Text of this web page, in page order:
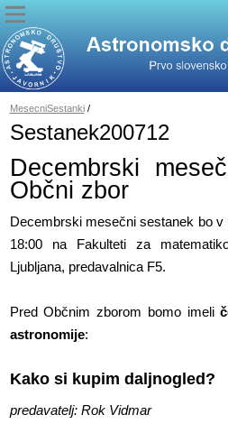
MesecniSestanki/
Sestanek200712
Decembrski
Občni zbor
Decembrski mesečni sestanek bo
18:00 na Fakulteti za
Ljubljana, predavalnica F5.
Pred Občnim zborom bomo imeli
astronomije:
Kako si kupim daljnogled?
predavatelj: Rok Vidmar